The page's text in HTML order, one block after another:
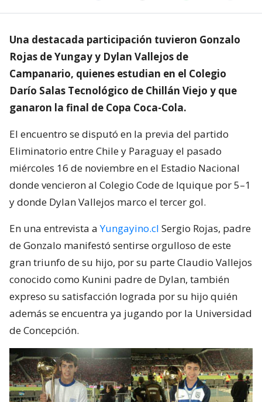
Una destacada participación tuvieron Gonzalo
Rojas de Yungay y Dylan Vallejos de
Campanario, quienes estudian en el Colegio
Darío Salas Tecnológico de Chillán Viejo y que
ganaron la final de Copa Coca-Cola.
El encuentro se disputó en la previa del partido
Eliminatorio entre Chile y Paraguay el pasado
miércoles 16 de noviembre en el Estadio Nacional
donde vencieron al Colegio Code de Iquique por 5–1
y donde Dylan Vallejos marco el tercer gol.
En una entrevista aYungayino.cl Sergio Rojas, padre
de Gonzalo manifestó sentirse orgulloso de este
gran triunfo de su hijo, por su parte Claudio Vallejos
conocido como Kunini padre de Dylan, también
expreso su satisfacción lograda por su hijo quién
además se encuentra ya jugando por la Universidad
de Concepción.